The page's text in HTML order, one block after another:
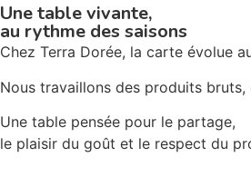
Une table vivante,
au rythme des saisons
Chez Terra Dorée, la carte évolue
Nous travaillons des produits
Une table pensée pour le partage,
le plaisir du goût et le respect du